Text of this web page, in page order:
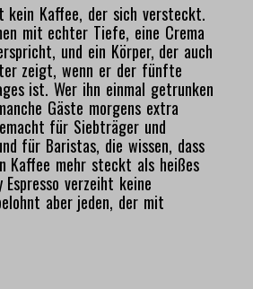
kein Kaffee, der sich versteckt.
mit echter Tiefe, eine Crema
und ein Körper, der auch
zeigt, wenn er der fünfte
ist. Wer ihn einmal getrunken
Gäste morgens extra
für Siebträger und
für Baristas, die wissen, dass
Kaffee mehr steckt als heißes
Espresso verzeiht keine
aber jeden, der mit